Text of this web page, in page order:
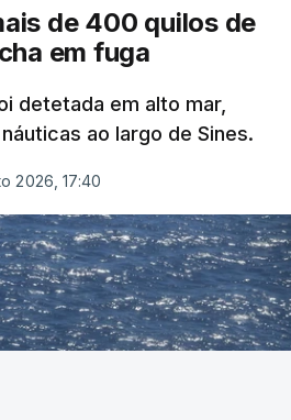
de 400 quilos de
em fuga
detetada em alto mar,
ao largo de Sines.
2026, 17:40